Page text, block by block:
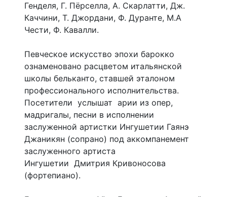
Генделя, Г. Пёрселла, А. Скарлатти, Дж.
Каччини, Т. Джордани, Ф. Дуранте, М.А
Чести, Ф. Кавалли.
Певческое искусство эпохи барокко
ознаменовано расцветом итальянской
школы бельканто, ставшей эталоном
профессионального исполнительства.
Посетители услышат арии из опер,
мадригалы, песни в исполнении
заслуженной артистки Ингушетии Гаянэ
Джаникян (сопрано) под аккомпанемент
заслуженного артиста
Ингушетии Дмитрия Кривоносова
(фортепиано).